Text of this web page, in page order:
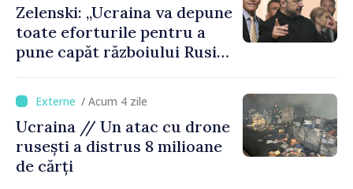
Zelenski: „Ucraina va depune
toate eforturile pentru a
pune capăt războiului Rusiei
/ Acum 4 zile
Ucraina // Un atac cu drone
rusești a distrus 8 milioane
de cărți